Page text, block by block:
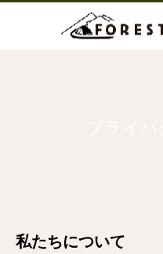
私たちについて